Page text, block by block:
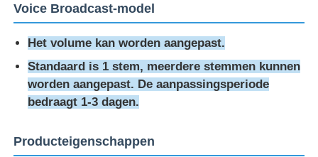
Explosiebestendig Alarmlicht
explosieveilige ventilator
Voice Broadcast-model
Het volume kan worden aangepast.
Standaard is 1 stem, meerdere stemmen kunnen
worden aangepast. De aanpassingsperiode
bedraagt ​​1-3 dagen.
Producteigenschappen